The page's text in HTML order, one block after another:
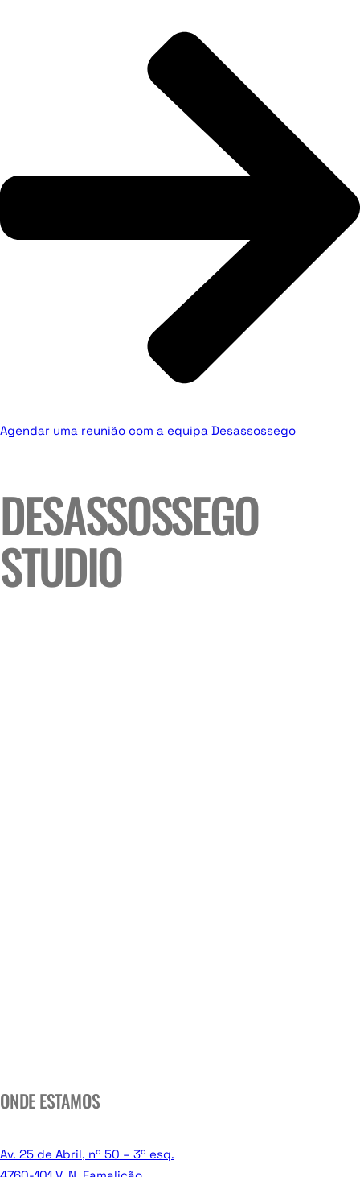
Agendar uma reunião com a equipa Desassossego
DESASSOSSEGO
STUDIO
ONDE ESTAMOS
Av. 25 de Abril, nº 50 – 3º esq.